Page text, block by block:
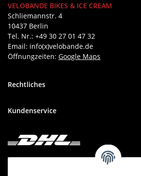
VELOBANDE BIKES & ICE CREAM
Schliemannstr. 4
10437 Berlin
Tel. Nr.: +49 30 27 01 47 32
Email: info(x)velobande.de
Öffnungzeiten: Google Maps
Rechtliches
Kundenservice
Deine Bestellung versenden wir mit DHL!